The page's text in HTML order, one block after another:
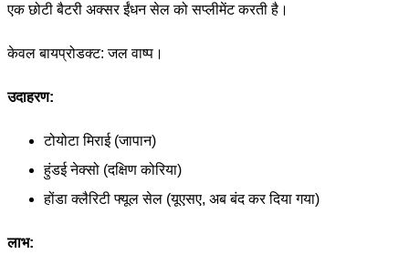
एक छोटी बैटरी अक्सर ईंधन सेल को सप्लीमेंट करती है।
केवल बायप्रोडक्ट: जल वाष्प।
उदाहरण:
टोयोटा मिराई (जापान)
हुंडई नेक्सो (दक्षिण कोरिया)
होंडा क्लैरिटी फ्यूल सेल (यूएसए, अब बंद कर दिया गया)
लाभ: